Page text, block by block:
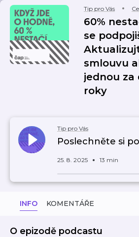
Tip pro Vás
60%
se
smlouvu
jednou za
roky
Tip pro Vás
Poslechněte si
25. 8. 2025 13 min
INFO KOMENTÁŘE
O epizodě podcastu